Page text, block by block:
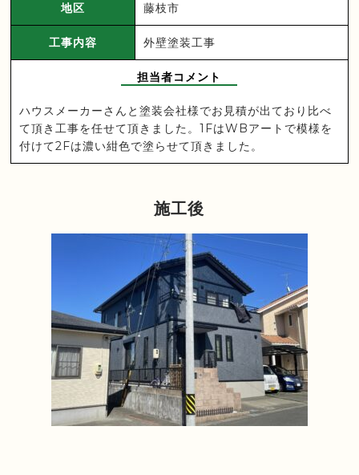
地区 藤枝市
工事内容 外壁塗装工事
担当者コメント
ハウスメーカーさんと塗装会社様でお見積が出ており比べ
て頂き工事を任せて頂きました。1FはWBアートで模様を
付けて2Fは濃い紺色で塗らせて頂きました。
施工後